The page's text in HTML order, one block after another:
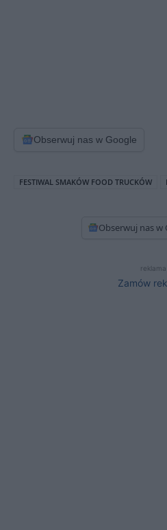
Obserwuj nas w Google
FESTIWAL SMAKÓW FOOD TRUCKÓW
Obserwuj nas w
reklama
Zamów